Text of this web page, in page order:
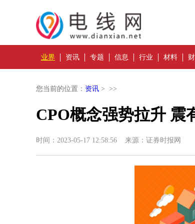
业界 资讯 专题 信息 行业 材料
您当前的位置： 资讯 > >>
CPO概念强势拉升 震
时间：2023-05-17 12:58:56 来源：证券时报网